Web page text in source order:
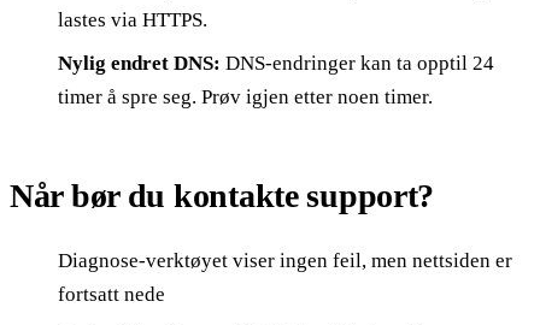
lastes via HTTPS.
Nylig endret DNS: DNS-endringer kan ta opptil 24
timer å spre seg. Prøv igjen etter noen timer.
Når bør du kontakte support?
Diagnose-verktøyet viser ingen feil, men nettsiden er
fortsatt nede